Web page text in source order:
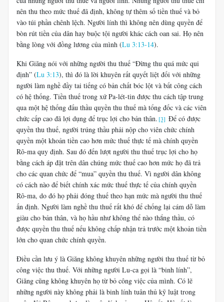
nên thu theo mức thuế đã định, không tự thêm số tiền thuế và bỏ
vào túi phần chênh lệch. Người lính thì không nên dùng quyền để
bòn rút tiền của dân hay buộc tội người khác cách oan sai. Họ nên
bằng lòng với đồng lương của mình (Lu 3:13-14).
Khi Giăng nói với những người thu thuế “Đừng thu quá mức qui
định” (Lu 3:13), thì đó là lời khuyên rất quyết liệt đối với những
người làm nghề đầy tai tiếng có bản chất bóc lột và bất công cách
có hệ thống. Tiền thuế trong xứ Pa-lét-tin được thu cách tập trung
qua một hệ thống đấu thầu quyền thu thuế mà tổng đốc và các viên
chức cấp cao đã lợi dụng để trục lợi cho bản thân. [3] Để có được
quyền thu thuế, người trúng thầu phải nộp cho viên chức chính
quyền một khoản tiền cao hơn mức thuế thực tế mà chính quyền
Rô-ma quy định. Sau đó đến lượt người thu thuế trục lợi cho họ
bằng cách áp đặt trên dân chúng mức thuế cao hơn mức họ đã trả
cho các quan chức để “mua” quyền thu thuế. Vì người dân không
có cách nào để biết chính xác mức thuế thực tế của chính quyền
Rô-ma, do đó họ phải đóng thuế theo hạn mức mà người thu thuế
ấn định. Người làm nghề thu thuế rất khó để chống lại cám dỗ làm
giàu cho bản thân, và họ hầu như không thể nào thắng thầu, có
được quyền thu thuế nếu không chấp nhận trả trước một khoản tiền
lớn cho quan chức chính quyền.
Điều cần lưu ý là Giăng không khuyên những người thu thuế từ bỏ
công việc thu thuế. Với những người Lu-ca gọi là “binh lính”,
Giăng cũng không khuyên họ từ bỏ công việc của mình. Có lẽ
những người này không phải là binh lính tuân thủ kỹ luật trong